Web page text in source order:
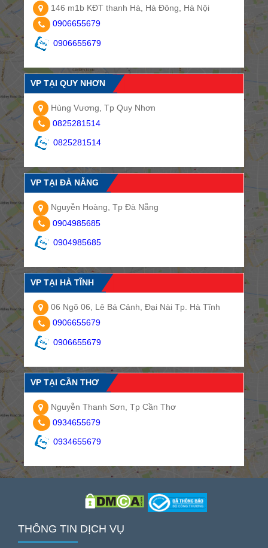
146 m1b KĐT thanh Hà, Hà Đông, Hà Nội
0906655679
0906655679
VP TẠI QUY NHƠN
Hùng Vương, Tp Quy Nhơn
0825281514
0825281514
VP TẠI ĐÀ NẴNG
Nguyễn Hoàng, Tp Đà Nẵng
0904985685
0904985685
VP TẠI HÀ TĨNH
06 Ngõ 06, Lê Bá Cảnh, Đại Nài Tp. Hà Tĩnh
0906655679
0906655679
VP TẠI CẦN THƠ
Nguyễn Thanh Sơn, Tp Cần Thơ
0934655679
0934655679
THÔNG TIN DỊCH VỤ